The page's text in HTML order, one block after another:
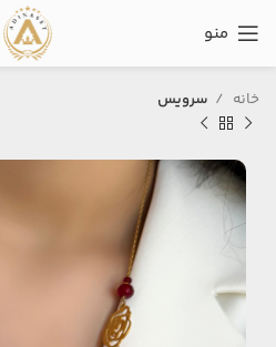
منو
خانه سرویس